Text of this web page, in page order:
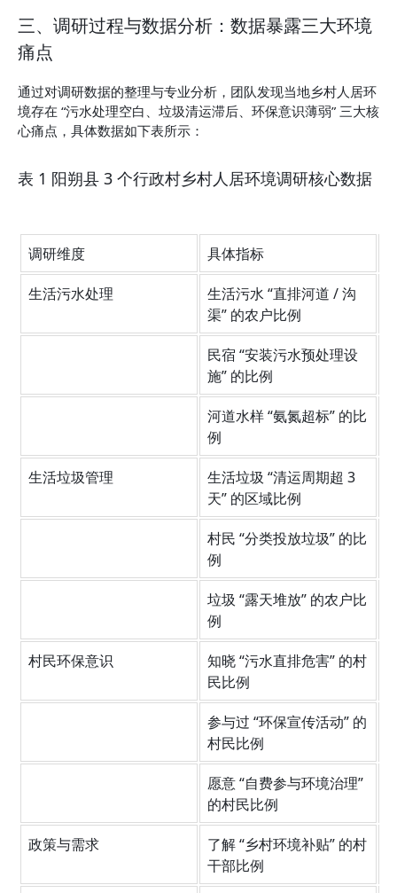
三、调研过程与数据分析：数据暴露三大环境
痛点
通过对调研数据的整理与专业分析，团队发现当地乡村人居环
境存在 “污水处理空白、垃圾清运滞后、环保意识薄弱” 三大核
心痛点，具体数据如下表所示：
表 1 阳朔县 3 个行政村乡村人居环境调研核心数据
调研维度 具体指标
生活污水处理
生活污水 “直排河道 / 沟
渠” 的农户比例
民宿 “安装污水预处理设
施” 的比例
河道水样 “氨氮超标” 的比
例
生活垃圾管理
生活垃圾 “清运周期超 3
天” 的区域比例
村民 “分类投放垃圾” 的比
例
垃圾 “露天堆放” 的农户比
例
村民环保意识
知晓 “污水直排危害” 的村
民比例
参与过 “环保宣传活动” 的
村民比例
愿意 “自费参与环境治理”
的村民比例
政策与需求
了解 “乡村环境补贴” 的村
干部比例